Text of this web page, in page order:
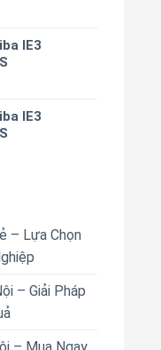
IE3
IE3
– Lựa Chọn
– Giải Pháp